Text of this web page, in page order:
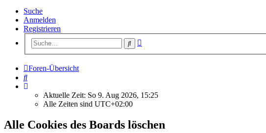
Suche
Anmelden
Registrieren
Suche
Foren-Übersicht
Suche
Aktuelle Zeit: So 9. Aug 2026, 15:25
Alle Zeiten sind UTC+02:00
Alle Cookies des Boards löschen